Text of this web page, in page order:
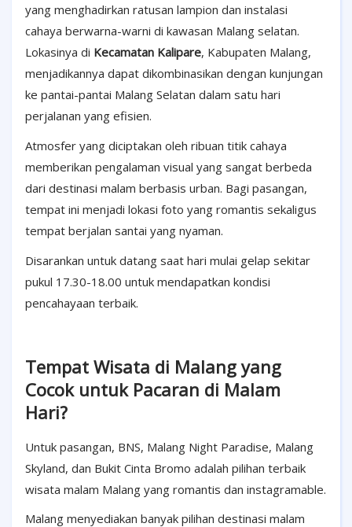
yang menghadirkan ratusan lampion dan instalasi
cahaya berwarna-warni di kawasan Malang selatan.
Lokasinya di Kecamatan Kalipare, Kabupaten Malang,
menjadikannya dapat dikombinasikan dengan kunjungan
ke pantai-pantai Malang Selatan dalam satu hari
perjalanan yang efisien.
Atmosfer yang diciptakan oleh ribuan titik cahaya
memberikan pengalaman visual yang sangat berbeda
dari destinasi malam berbasis urban. Bagi pasangan,
tempat ini menjadi lokasi foto yang romantis sekaligus
tempat berjalan santai yang nyaman.
Disarankan untuk datang saat hari mulai gelap sekitar
pukul 17.30-18.00 untuk mendapatkan kondisi
pencahayaan terbaik.
Tempat Wisata di Malang yang
Cocok untuk Pacaran di Malam
Hari?
Untuk pasangan, BNS, Malang Night Paradise, Malang
Skyland, dan Bukit Cinta Bromo adalah pilihan terbaik
wisata malam Malang yang romantis dan instagramable.
Malang menyediakan banyak pilihan destinasi malam